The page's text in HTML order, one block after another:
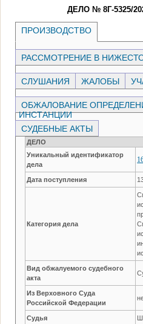
ДЕЛО № 8Г-5325/
ПРОИЗВОДСТВО
РАССМОТРЕНИЕ В
СЛУШАНИЯ ЖАЛОБЫ
ОБЖАЛОВАНИЕ
ИНСТАНЦИИ
СУДЕБНЫЕ АКТЫ
ДЕЛО
Уникальный идентификатор
дела
Дата поступления
Категория дела
Вид обжалуемого судебного
акта
Из Верховного Суда
Российской Федерации
Судья